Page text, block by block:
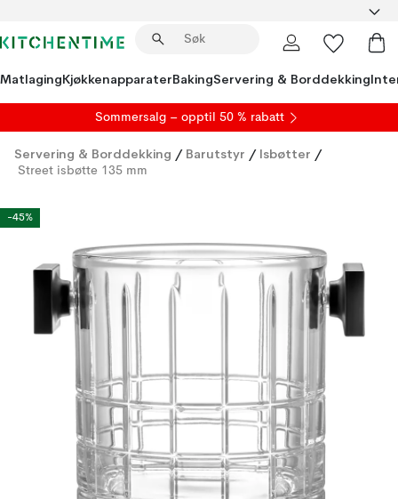
MatlagingKjøkkenapparaterBakingServering & Borddekking
Sommersalg – opptil 50 % rabatt
Servering & Borddekking / Barutstyr / Isbøtter /
Street isbøtte 135 mm
-45%